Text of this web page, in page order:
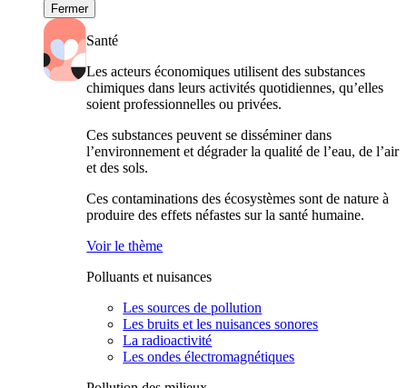
Fermer
Santé
Les acteurs économiques utilisent des substances
chimiques dans leurs activités quotidiennes, qu’elles
soient professionnelles ou privées.
Ces substances peuvent se disséminer dans
l’environnement et dégrader la qualité de l’eau, de l’air
et des sols.
Ces contaminations des écosystèmes sont de nature à
produire des effets néfastes sur la santé humaine.
Voir le thème
Polluants et nuisances
Les sources de pollution
Les bruits et les nuisances sonores
La radioactivité
Les ondes électromagnétiques